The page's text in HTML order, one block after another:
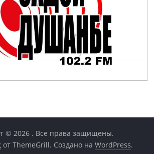
© 2026 . Все права защищены.
от ThemeGrill. Создано наWordPress.